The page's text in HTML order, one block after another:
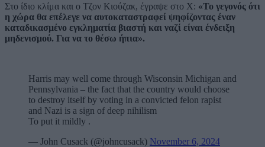
Στο ίδιο κλίμα και ο Τζον Κιούζακ, έγραψε στο Χ: «Το γεγονός ότι
η χώρα θα επέλεγε να αυτοκαταστραφεί ψηφίζοντας έναν
καταδικασμένο εγκληματία βιαστή και ναζί είναι ένδειξη
μηδενισμού. Για να το θέσω ήπια».
Harris may well come through Wisconsin Michigan and
Pennsylvania – the fact that the country would choose
to destroy itself by voting in a convicted felon rapist
and Nazi is a sign of deep nihilism
To put it mildly .
— John Cusack (@johncusack) November 6, 2024